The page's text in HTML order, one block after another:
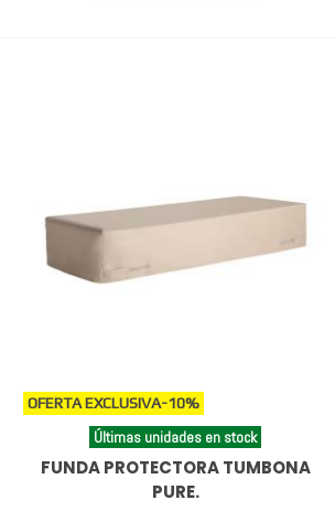
OFERTA EXCLUSIVA-10%
Últimas unidades en stock
FUNDA PROTECTORA TUMBONA
PURE.